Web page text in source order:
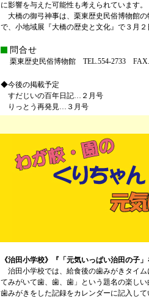
に影響を与えた可能性も考えられています。
大橋の御弓神事は、栗東歴史民俗博物館
で、小地域展『大橋の歴史と文化』で３月
問合せ
栗東歴史民俗博物館 TEL.554-2733
◆今後の掲載予定
すだじいの百年日記…２月号
りっとう再発見…３月号
《治田小学校》『「元気いっぱい治田の子
治田小学校では、給食後の歯みがきタイム
てみがいて歯、歯、歯」という題名の楽し
歯みがきをした記録をカレンダーに記入し